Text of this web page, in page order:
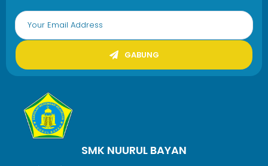
GABUNG
SMK NUURUL BAYAN